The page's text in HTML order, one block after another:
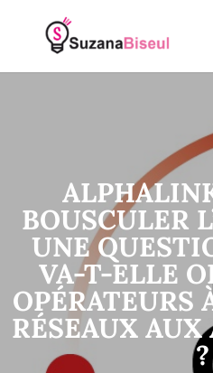
BOUSCULER
UNE
VA-T-ELLE
OPÉRATEURS
RÉSEAUX
?